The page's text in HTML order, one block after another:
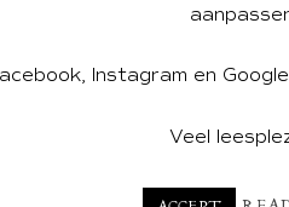
ANDREA DE GROOT. WEBSITE
Instagram en
Veel